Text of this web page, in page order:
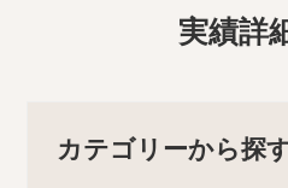
実績詳
カテゴリーから探